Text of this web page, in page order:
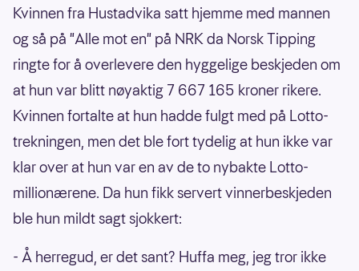
Kvinnen fra Hustadvika satt hjemme med mannen
og så på "Alle mot en" på NRK da Norsk Tipping
ringte for å overlevere den hyggelige beskjeden om
at hun var blitt nøyaktig 7 667 165 kroner rikere.
Kvinnen fortalte at hun hadde fulgt med på Lotto-
trekningen, men det ble fort tydelig at hun ikke var
klar over at hun var en av de to nybakte Lotto-
millionærene. Da hun fikk servert vinnerbeskjeden
ble hun mildt sagt sjokkert:
- Å herregud, er det sant? Huffa meg, jeg tror ikke